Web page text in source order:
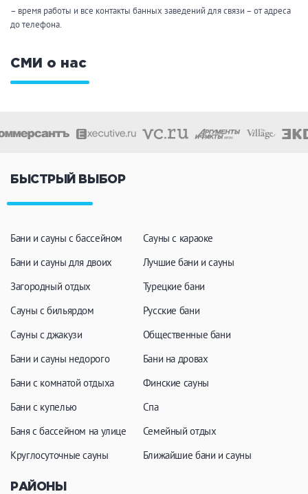
– время работы и все контакты банных заведений для связи – от адреса
до телефона.
СМИ о нас
БЫСТРЫЙ ВЫБОР
Бани и сауны с бассейном
Бани и сауны для двоих
Загородный отдых
Сауны с бильярдом
Сауны с джакузи
Бани и сауны недорого
Бани с комнатой отдыха
Бани с купелью
Баня с бассейном на улице
Круглосуточные сауны
Сауны с караоке
Лучшие бани и сауны
Турецкие бани
Русские бани
Общественные бани
Бани на дровах
Финские сауны
Спа
Семейный отдых
Ближайшие бани и сауны
РАЙОНЫ